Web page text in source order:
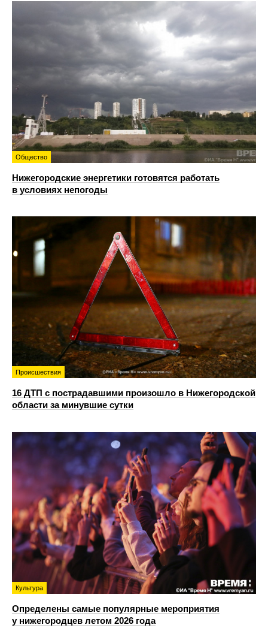
Общество
Нижегородские энергетики готовятся работать
в условиях непогоды
Происшествия
16 ДТП с пострадавшими произошло в Нижегородской
области за минувшие сутки
Культура
Определены самые популярные мероприятия
у нижегородцев летом 2026 года